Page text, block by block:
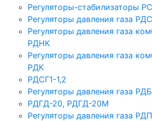
Регуляторы-стабилизаторы РС
Регуляторы давления газа
Регуляторы давления газа
РДНК
Регуляторы давления газа
РДК
РДСГ1-1,2
Регуляторы давления газа
РДГД-20, РДГД-20М
Регуляторы давления газа РДП